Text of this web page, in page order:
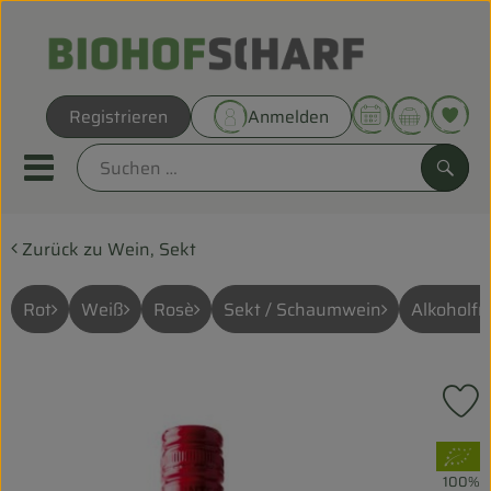
Registrieren Anmelden
Mobiles Menu öffnen oder
Direkt vom Hof
Biokörbe
UNSERE BIOKÖRBE
Zurück zu Wein, Sekt
Rot Weiß Rosè Sekt / Schaumwein
, Verband:
100%